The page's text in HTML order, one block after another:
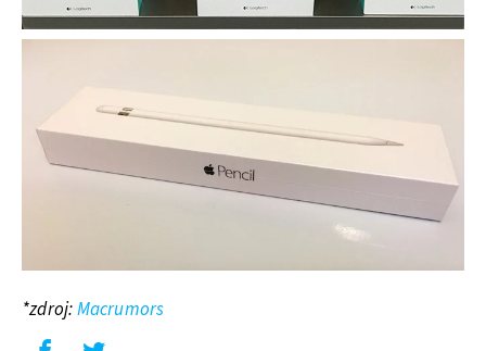
*zdroj:Macrumors